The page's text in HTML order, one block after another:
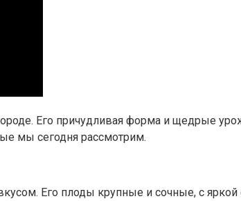
Его причудливая форма и щедрые
мы сегодня рассмотрим.
Его плоды крупные и сочные, с